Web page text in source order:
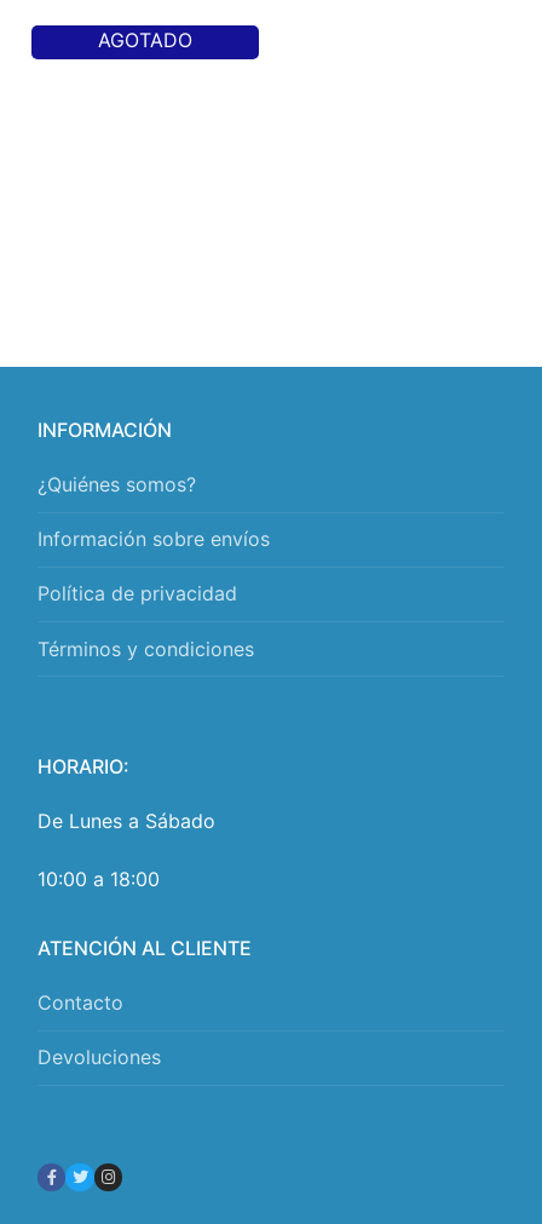
AGOTADO
INFORMACIÓN
¿Quiénes somos?
Información sobre envíos
Política de privacidad
Términos y condiciones
HORARIO:
De Lunes a Sábado
10:00 a 18:00
ATENCIÓN AL CLIENTE
Contacto
Devoluciones